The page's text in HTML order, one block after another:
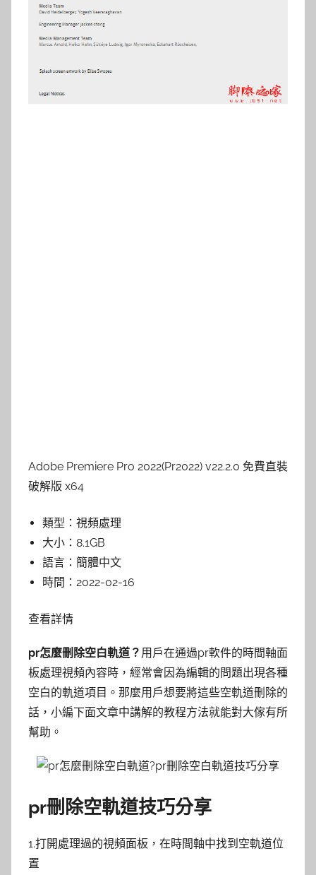
Adobe Premiere Pro 2022(Pr2022) v22.2.0 免費直裝
破解版 x64
類型： 視頻處理
大小： 8.1GB
語言： 簡體中文
時間： 2022-02-16
查看詳情
pr怎麼刪除空白軌道？ 用戶在通過pr軟件的時間軸面
板處理視頻內容時，經常會因為編輯的問題出現各種
空白的軌道項目。那麼用戶想要將這些空軌道刪除的
話，小編下面文章中講解的教程方法就能對大傢有所
幫助。
pr刪除空軌道技巧分享
1.打開處理過的視頻面板，在時間軸中找到空軌道位
置